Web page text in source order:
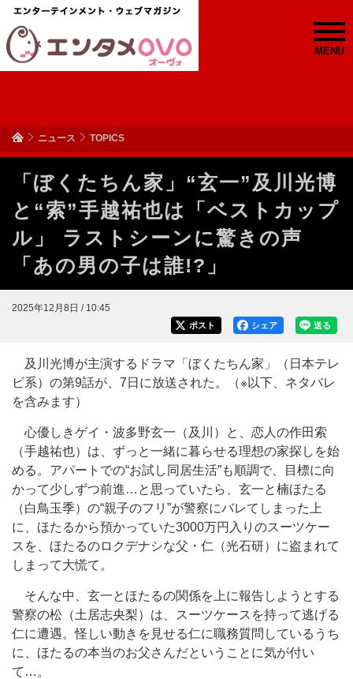
MENU
ニュース TOPICS
「ぼくたちん家」“玄一”及川光博
と“索”手越祐也は「ベストカップ
ル」 ラストシーンに驚きの声
「あの男の子は誰!?」
2025年12月8日 / 10:45
送る
シェア
ポスト
及川光博が主演するドラマ「ぼくたちん家」（日本テレ
ビ系）の第9話が、7日に放送された。（※以下、ネタバレ
を含みます）
心優しきゲイ・波多野玄一（及川）と、恋人の作田索
（手越祐也）は、ずっと一緒に暮らせる理想の家探しを始
める。アパートでの“お試し同居生活”も順調で、目標に向
かって少しずつ前進…と思っていたら、玄一と楠ほたる
（白鳥玉季）の“親子のフリ”が警察にバレてしまった上
に、ほたるから預かっていた3000万円入りのスーツケー
スを、ほたるのロクデナシな父・仁（光石研）に盗まれて
しまって大慌て。
そんな中、玄一とほたるの関係を上に報告しようとする
警察の松（土居志央梨）は、スーツケースを持って逃げる
仁に遭遇。怪しい動きを見せる仁に職務質問しているうち
に、ほたるの本当のお父さんだということに気が付い
て…。